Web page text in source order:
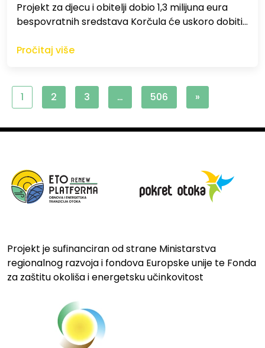
Projekt za djecu i obitelji dobio 1,3 milijuna eura
bespovratnih sredstava Korčula će uskoro dobiti…
Pročitaj više
1 2 3 … 506 »
Projekt je sufinanciran od strane Ministarstva
regionalnog razvoja i fondova Europske unije te Fonda
za zaštitu okoliša i energetsku učinkovitost